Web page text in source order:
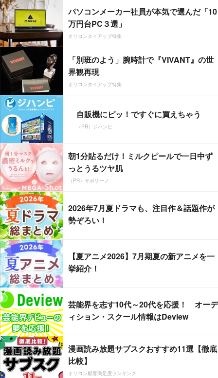
パソコンメーカー社員が本気で選んだ「10
万円台PC３選」
オリコンタイアップ特集
「別班のよう」腕時計で『VIVANT』の世
界観再現
オリコンタイアップ特集
自販機にピッ！ですぐに買えちゃう
（PR）ジハンピ
朝1分貼るだけ！ミルクピールで一日中ず
っとうるツヤ肌
（PR）サボリーノ
2026年7月夏ドラマも、注目作＆話題作が
勢ぞろい！
【夏アニメ2026】7月期夏の新アニメを一
挙紹介！
芸能界を志す10代～20代を応援！ オーデ
ィション・スクール情報はDeview
漫画読み放題サブスクおすすめ11選【徹底
比較】
オリコン顧客満足度ランキング